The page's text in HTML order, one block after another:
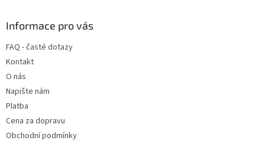
Informace pro vás
FAQ - časté dotazy
Kontakt
O nás
Napište nám
Platba
Cena za dopravu
Obchodní podmínky